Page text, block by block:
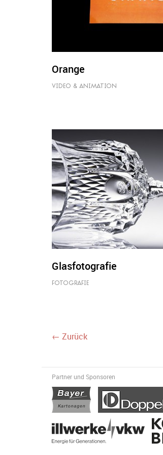
Orange
VIDEO & ANIMATION
Glasfotografie
FOTOGRAFIE
← Zurück
Partner und Sponsoren